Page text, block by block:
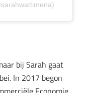
bij Sarah gaat
In 2017 begon